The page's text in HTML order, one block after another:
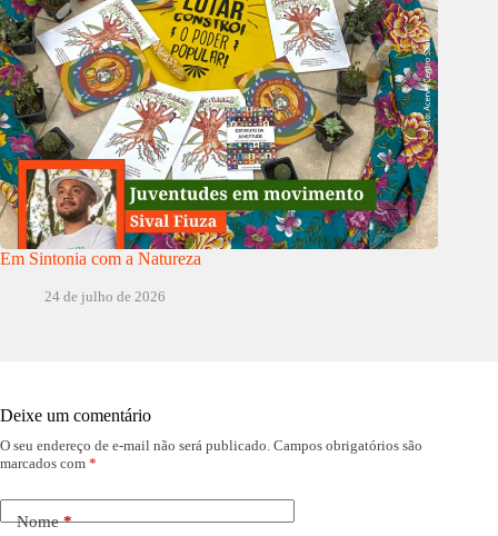
Em Sintonia com a Natureza
24 de julho de 2026
Deixe um comentário
O seu endereço de e-mail não será publicado. Campos obrigatórios são
marcados com *
Nome*